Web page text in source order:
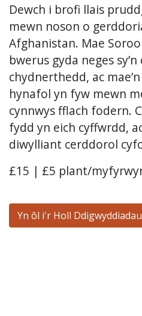
Dewch i brofi llais
mewn noson o
Afghanistan. Mae
bwerus gyda neges
chydnerthedd, ac
hynafol yn fyw mewn
cynnwys fflach fodern.
fydd yn eich cyffwrdd,
diwylliant cerddorol
£15 | £5 plant/
Yn ôl i'r Holl Ddigwyddiadau